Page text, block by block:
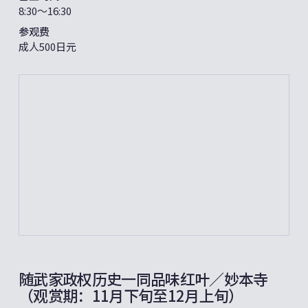
8:30〜16:30
参观费
成人500日元
随武家政权历史一同品味红叶／妙本寺
（观赏期：11月下旬至12月上旬）